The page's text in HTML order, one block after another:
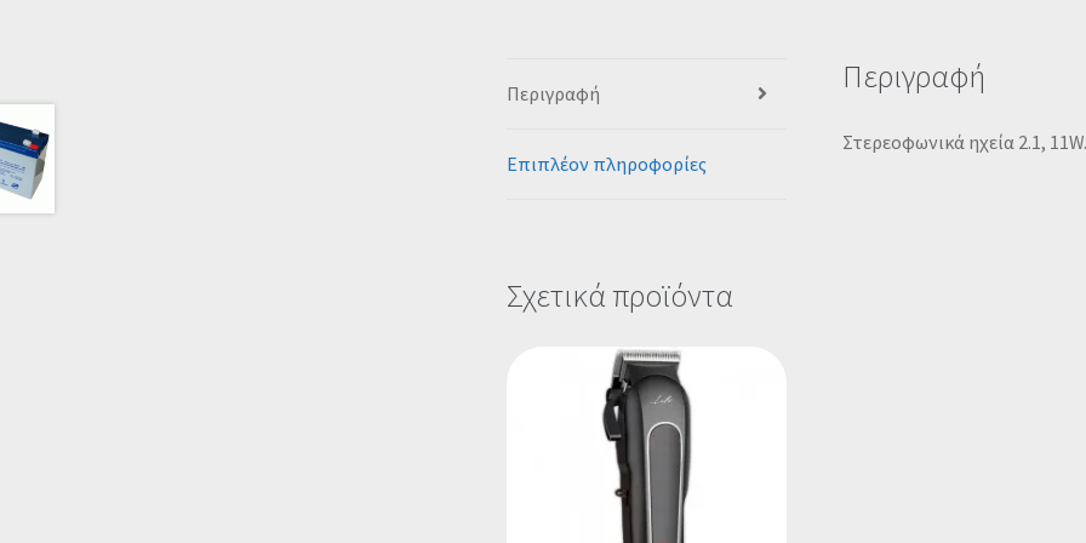
Περιγραφή
Επιπλέον πληροφορίες
Περιγραφή
Στερεοφωνικά ηχεία 2.1,
Σχετικά προϊόντα